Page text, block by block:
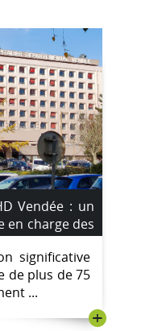
Vendée : un
en charge des
significative
de plus de 75
...
+